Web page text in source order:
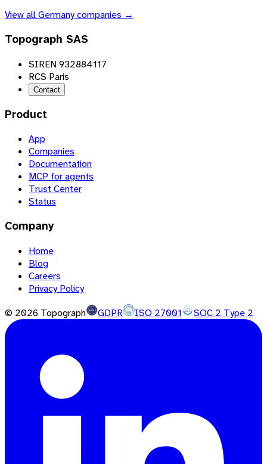
View allGermanycompanies →
Topograph SAS
SIREN 932884117
RCS Paris
Contact
Product
App
Companies
Documentation
MCP for agents
Trust Center
Status
Company
Home
Blog
Careers
Privacy Policy
© 2026 Topograph GDPR ISO 27001 SOC 2 Type 2